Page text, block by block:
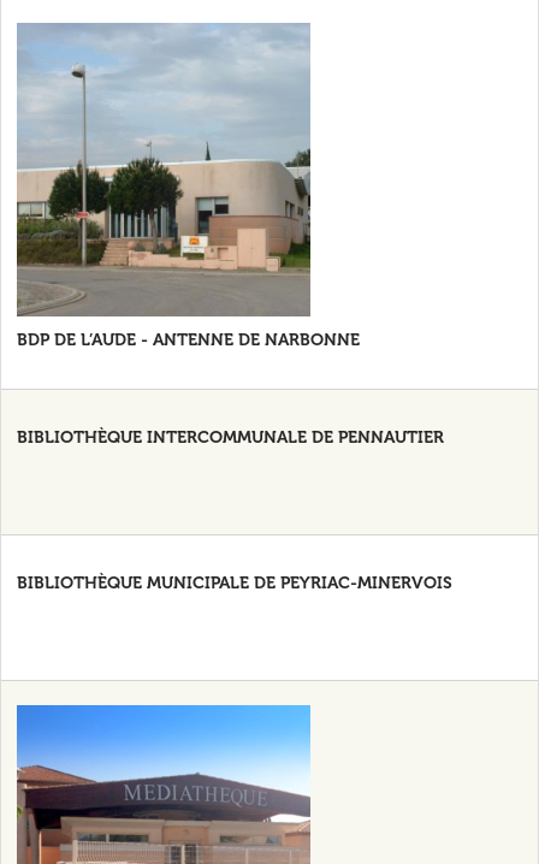
BDP DE L’AUDE - ANTENNE DE NARBONNE
BIBLIOTHÈQUE INTERCOMMUNALE DE PENNAUTIER
BIBLIOTHÈQUE MUNICIPALE DE PEYRIAC-MINERVOIS